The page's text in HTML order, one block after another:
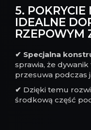
5. POKRYCIE
IDEALNE
RZEPOWYM
✔ Specjalna
sprawia, że
przesuwa podczas
✔ Dzięki temu
środkową część